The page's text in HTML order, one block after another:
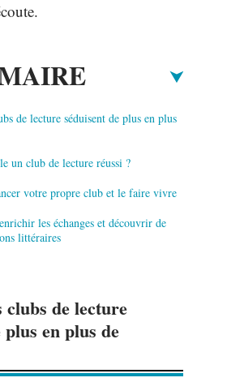
de lecture séduisent de plus en plus
un club de lecture réussi ?
votre propre club et le faire vivre
les échanges et découvrir de
littéraires
clubs de lecture
en plus de